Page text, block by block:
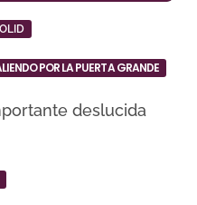
POR LA PUERTA GRANDE